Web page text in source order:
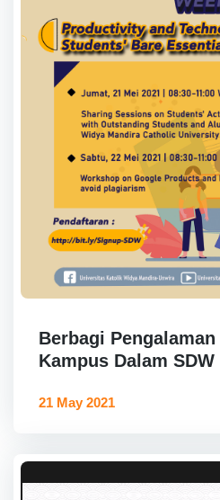
Berbagi
Kampus Dalam SDW
21 May 2021